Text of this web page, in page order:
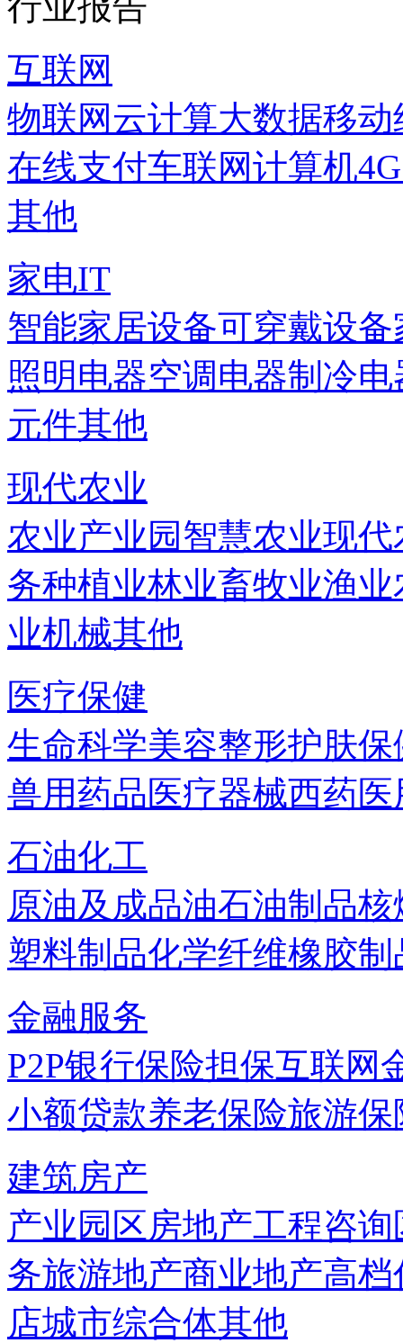
互联网
物联网 云计算大数据移动
在线支付车联网计算机
其他
家电IT
智能家居设备可穿戴设备
照明电器空调电器制冷电
元件其他
现代农业
农业产业园智慧农业现代
务种植业林业畜牧业渔业
业机械其他
医疗保健
生命科学美容整形护肤保
兽用药品医疗器械西药
石油化工
原油及成品油石油制品核
塑料制品化学纤维橡胶制
金融服务
P2P银行保险担保互联网
小额贷款养老保险旅游保
建筑房产
产业园区房地产工程咨询
务旅游地产商业地产高档
店城市综合体其他